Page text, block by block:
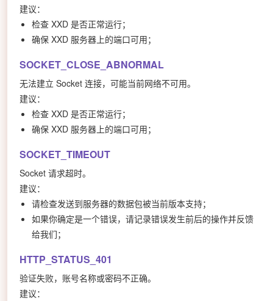
建议：
检查 XXD 是否正常运行；
确保 XXD 服务器上的端口可用；
SOCKET_CLOSE_ABNORMAL
无法建立 Socket 连接，可能当前网络不可用。
建议：
检查 XXD 是否正常运行；
确保 XXD 服务器上的端口可用；
SOCKET_TIMEOUT
Socket 请求超时。
建议：
请检查发送到服务器的数据包被当前版本支持；
如果你确定是一个错误，请记录错误发生前后的操作并反馈
给我们；
HTTP_STATUS_401
验证失败，账号名称或密码不正确。
建议：